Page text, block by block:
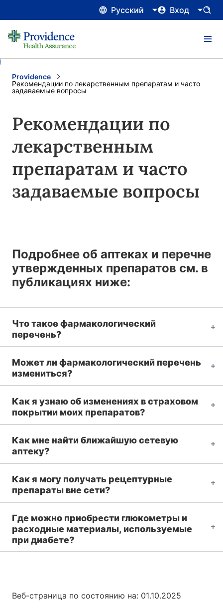
Русский Вход
Providence
Current:
Рекомендации по лекарственным препаратам и часто
задаваемые вопросы
Рекомендации по
лекарственным
препаратам и часто
задаваемые вопросы
Подробнее об аптеках и перечне
утвержденных препаратов см. в
публикациях ниже:
Что такое фармакологический
перечень?
Может ли фармакологический перечень
измениться?
Как я узнаю об изменениях в страховом
покрытии моих препаратов?
Как мне найти ближайшую сетевую
аптеку?
Как я могу получать рецептурные
препараты вне сети?
Где можно приобрести глюкометры и
расходные материалы, используемые
при диабете?
Веб-страница по состоянию на: 01.10.2025